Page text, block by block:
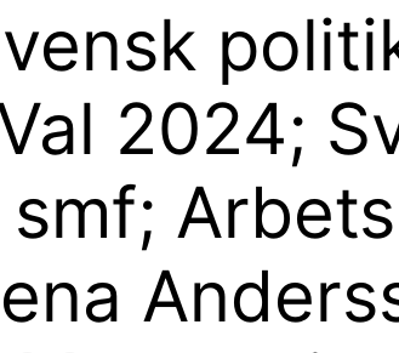
2024;